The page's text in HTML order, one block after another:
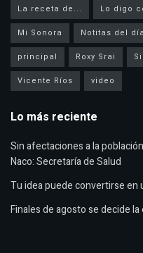
La receta de...
Lo digo
Mi Sonora
Notitas del día
principal
Roxy Srai
Vicente Ríos
video
Lo más reciente
Sin afectaciones a la
Naco: Secretaría de Salud
Tu idea puede convertirse en
Finales de agosto se decide